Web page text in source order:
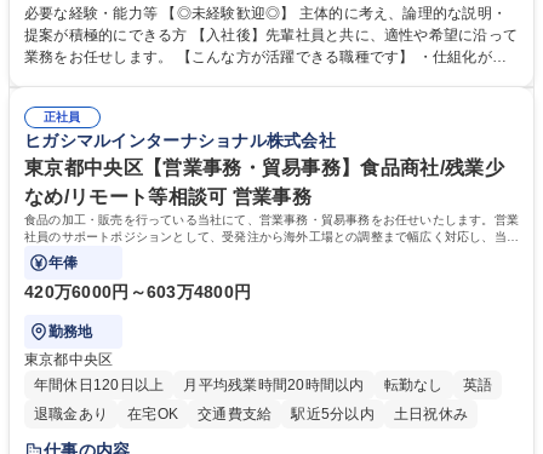
や成長に貢献している部署です。 会社の全メンバーが安心して長く成果を
発揮できる環境を整えるために、毎日のメンテナンスや維持管理に加え、
新たな施策検討を積極的に行っていただき、会社全体を巻き込み課題解決
幅広い業務の体得が可能で、多様なキャリアパスを描くことも可能です。
募集職種 【総務】未経験歓迎◎/リモート可/世界で唯一の事業/福利厚生◎/
再雇用有
必要な経験・能力等 【◎未経験歓迎◎】 主体的に考え、論理的な説明・
提案が積極的にできる方 【入社後】先輩社員と共に、適性や希望に沿って
業務をお任せします。 【こんな方が活躍できる職種です】 ・仕組化が好
対処できる・新しいことに興味関心がある 【魅力】■自己啓発支援：資格
取得や通信教育など費用の80%（年間25万円まで）を補助 ■住宅手当：家
賃の50%（月額7万円まで）を補助 学歴・資格 学歴：大学院 大学 語学
力： 資格：
正社員
ヒガシマルインターナショナル株式会社
東京都中央区【営業事務・貿易事務】食品商社/残業少
なめ/リモート等相談可 営業事務
食品の加工・販売を行っている当社にて、営業事務・貿易事務をお任せいたします。営業
社員のサポートポジションとして、受発注から海外工場との調整まで幅広く対応し、当社
事業の根幹を支えていただきます。
年俸
420万6000円～603万4800円
勤務地
東京都中央区
年間休日120日以上
月平均残業時間20時間以内 転勤なし
英語
退職金あり
在宅OK 交通費支給 駅近5分以内 土日祝休み